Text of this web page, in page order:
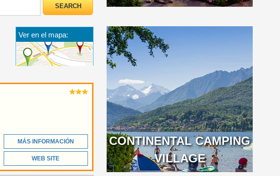
Ver en el mapa:
MÁS INFORMACIÓN
WEB SITE
IS THE
FOR A
HOLIDAY
CONTINENTAL CAMPING
VILLAGE